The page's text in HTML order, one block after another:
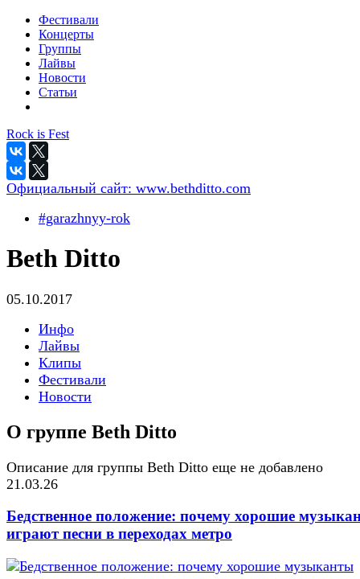
Фестивали
Концерты
Группы
Лайвы
Новости
Статьи
Rock is Fest
Официальный сайт: www.bethditto.com
#garazhnyy-rok
Beth Ditto
05.10.2017
Инфо
Лайвы
Клипы
Фестивали
Новости
О группе Beth Ditto
Описание для группы Beth Ditto еще не добавлено
21.03.26
Бедственное положение: почему хорошие
играют песни в переходах метро